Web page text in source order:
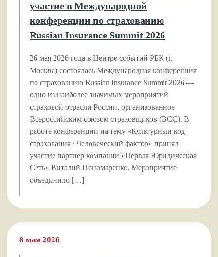
участие в Международной
конференции по страхованию
Russian Insurance Summit 2026
26 мая 2026 года в Центре событий РБК (г.
Москва) состоялась Международная конференция
по страхованию Russian Insurance Summit 2026 —
одно из наиболее значимых мероприятий
страховой отрасли России, организованное
Всероссийским союзом страховщиков (ВСС). В
работе конференции на тему «Культурный код
страхования / Человеческий фактор» принял
участие партнер компании «Первая Юридическая
Сеть» Виталий Пономаренко. Мероприятие
объединило […]
8 мая 2026